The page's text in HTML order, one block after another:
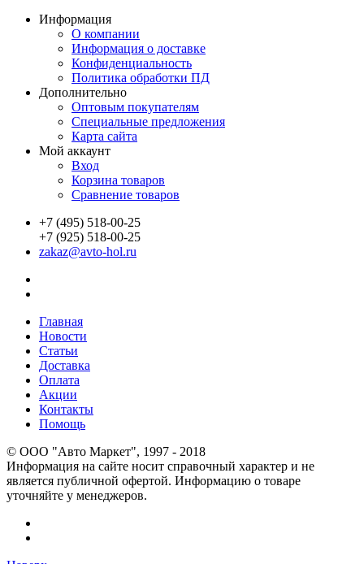
Информация
О компании
Информация о доставке
Конфиденциальность
Политика обработки ПД
Дополнительно
Оптовым покупателям
Специальные предложения
Карта сайта
Мой аккаунт
Вход
Корзина товаров
Сравнение товаров
+7 (495) 518-00-25
+7 (925) 518-00-25
zakaz@avto-hol.ru
Главная
Новости
Статьи
Доставка
Оплата
Акции
Контакты
Помощь
© OOO "Авто Маркет", 1997 - 2018
Информация на сайте носит справочный характер и не
является публичной офертой. Информацию о товаре
уточняйте у менеджеров.